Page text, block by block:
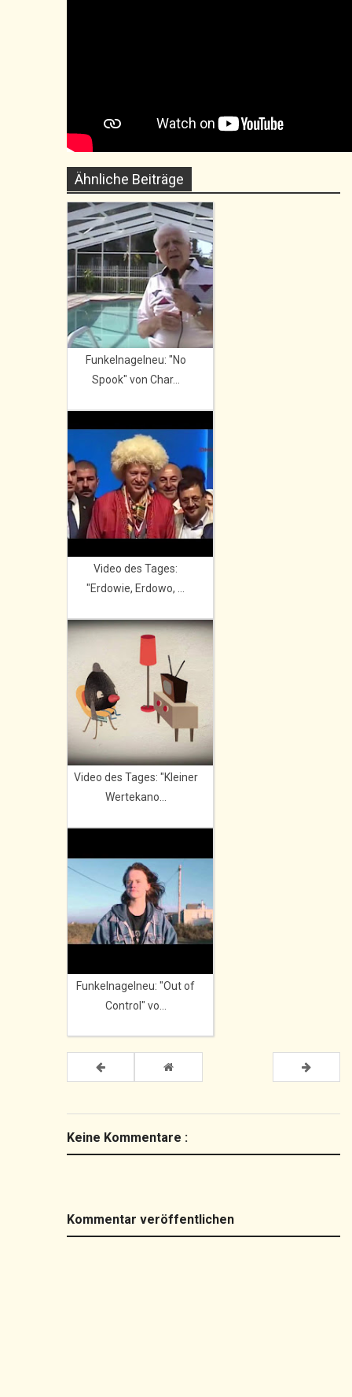
Ähnliche Beiträge
Funkelnagelneu: "No
Spook" von Char...
Video des Tages:
"Erdowie, Erdowo, ...
Video des Tages: "Kleiner
Wertekano...
Funkelnagelneu: "Out of
Control" vo...
Keine Kommentare :
Kommentar veröffentlichen